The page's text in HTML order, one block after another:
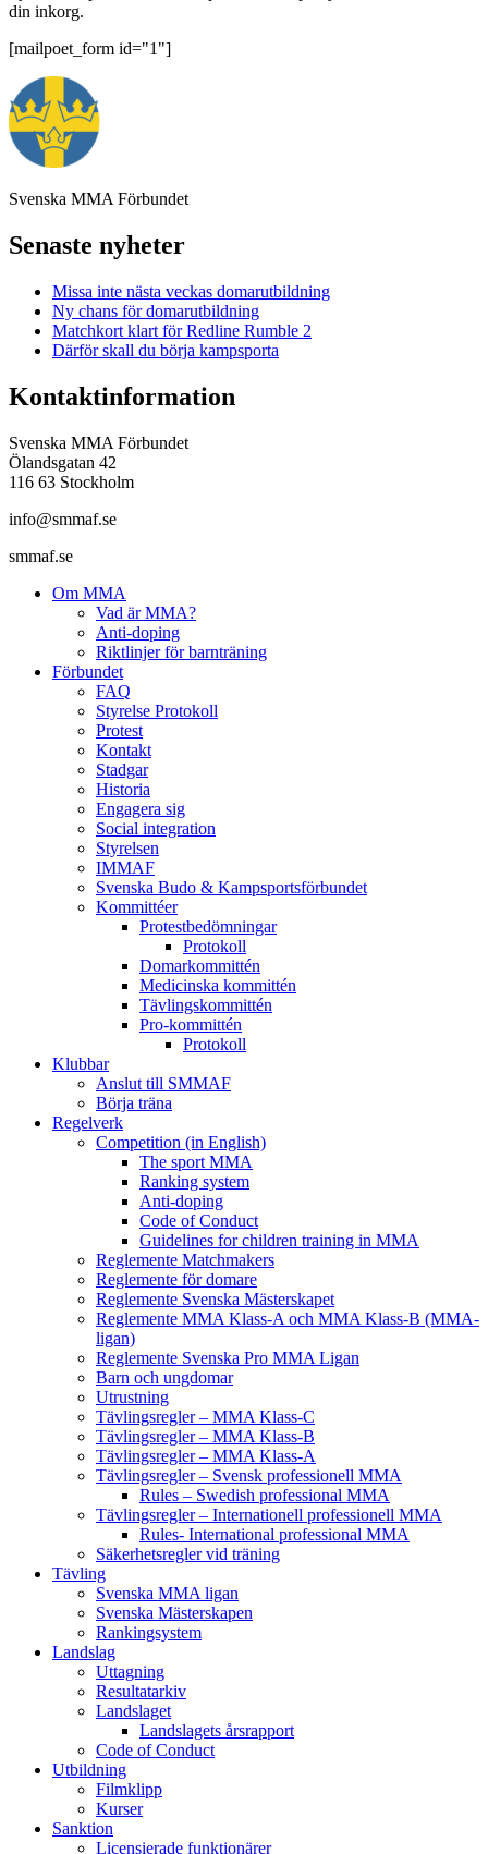
din inkorg.
[mailpoet_form id="1"]
Svenska MMA Förbundet
Senaste nyheter
Missa inte nästa veckas domarutbildning
Ny chans för domarutbildning
Matchkort klart för Redline Rumble 2
Därför skall du börja kampsporta
Kontaktinformation
Svenska MMA Förbundet
Ölandsgatan 42
116 63 Stockholm
info@smmaf.se
smmaf.se
Om MMA
Vad är MMA?
Anti-doping
Riktlinjer för barnträning
Förbundet
FAQ
Styrelse Protokoll
Protest
Kontakt
Stadgar
Historia
Engagera sig
Social integration
Styrelsen
IMMAF
Svenska Budo & Kampsportsförbundet
Kommittéer
Protestbedömningar
Protokoll
Domarkommittén
Medicinska kommittén
Tävlingskommittén
Pro-kommittén
Protokoll
Klubbar
Anslut till SMMAF
Börja träna
Regelverk
Competition (in English)
The sport MMA
Ranking system
Anti-doping
Code of Conduct
Guidelines for children training in MMA
Reglemente Matchmakers
Reglemente för domare
Reglemente Svenska Mästerskapet
Reglemente MMA Klass-A och MMA Klass-B (MMA-
ligan)
Reglemente Svenska Pro MMA Ligan
Barn och ungdomar
Utrustning
Tävlingsregler – MMA Klass-C
Tävlingsregler – MMA Klass-B
Tävlingsregler – MMA Klass-A
Tävlingsregler – Svensk professionell MMA
Rules – Swedish professional MMA
Tävlingsregler – Internationell professionell MMA
Rules- International professional MMA
Säkerhetsregler vid träning
Tävling
Svenska MMA ligan
Svenska Mästerskapen
Rankingsystem
Landslag
Uttagning
Resultatarkiv
Landslaget
Landslagets årsrapport
Code of Conduct
Utbildning
Filmklipp
Kurser
Sanktion
Licensierade funktionärer